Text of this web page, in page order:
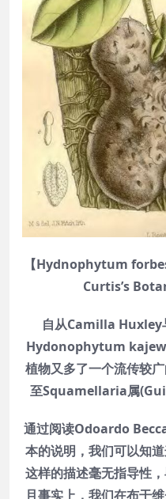
【Hydnophytum
Curtis’s
自从Camilla
Hydonophytum
植物又多了一个流传较
至Squamellaria属
通过阅读Odoardo
本的说明，我们可以知
这样的描述毫无指导性
且事实上，我们在布干